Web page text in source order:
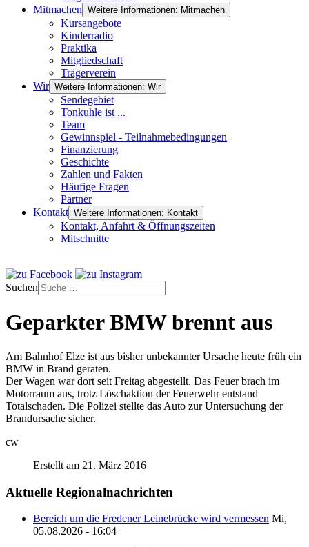
Mitmachen Weitere Informationen: Mitmachen
Kursangebote
Kinderradio
Praktika
Mitgliedschaft
Trägerverein
Wir Weitere Informationen: Wir
Sendegebiet
Tonkuhle ist ...
Team
Gewinnspiel - Teilnahmebedingungen
Finanzierung
Geschichte
Zahlen und Fakten
Häufige Fragen
Partner
Kontakt Weitere Informationen: Kontakt
Kontakt, Anfahrt & Öffnungszeiten
Mitschnitte
Suchen
Geparkter BMW brennt aus
Am Bahnhof Elze ist aus bisher unbekannter Ursache heute früh ein
BMW in Brand geraten.
Der Wagen war dort seit Freitag abgestellt. Das Feuer brach im
Motorraum aus, trotz Löschaktion der Feuerwehr entstand
Totalschaden. Die Polizei stellte das Auto zur Untersuchung der
Brandursache sicher.
cw
Erstellt am 21. März 2016
Aktuelle Regionalnachrichten
Bereich um die Fredener Leinebrücke wird vermessen Mi,
05.08.2026 - 16:04